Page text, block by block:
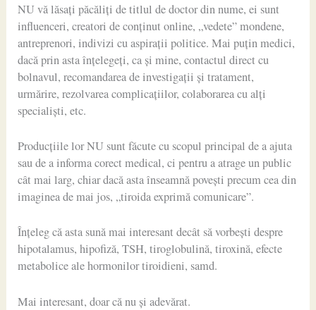
NU vă lăsați păcăliți de titlul de doctor din nume, ei sunt
influenceri, creatori de conținut online, „vedete” mondene,
antreprenori, indivizi cu aspirații politice. Mai puțin medici,
dacă prin asta înțelegeți, ca și mine, contactul direct cu
bolnavul, recomandarea de investigații și tratament,
urmărire, rezolvareacomplicațiilor, colaborarea cu alți
specialiști, etc.
Producțiile lor NU sunt făcute cu scopul principal de a ajuta
sau de a informa corect medical, ci pentru a atrage un public
cât mai larg, chiar dacă asta înseamnă povești precum cea din
imaginea de mai jos, „tiroida exprimă comunicare”.
Înțeleg că asta sună mai interesant decât să vorbești despre
hipotalamus, hipofiză, TSH, tiroglobulină, tiroxină, efecte
metabolice ale hormonilor tiroidieni, samd.
Mai interesant, doar că nu și adevărat.